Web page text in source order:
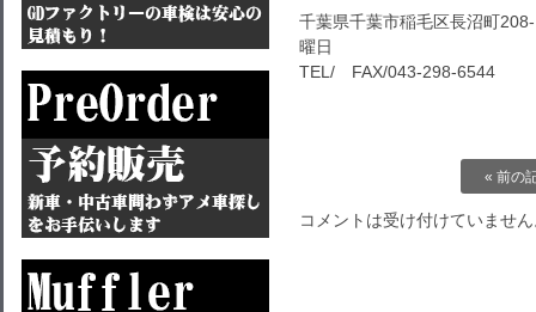
千葉県千葉市稲毛区長沼町
曜日
TEL/ FAX/043-298-6544
« 前の
コメントは受け付けていませ